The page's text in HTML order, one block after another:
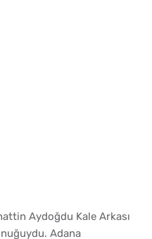
Aydoğdu Kale Arkası
Adana